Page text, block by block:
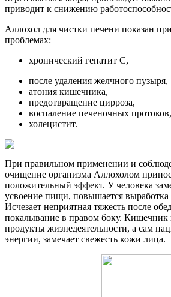
приводит к снижению
Аллохол для чистки печени показан
проблемах:
хронический гепатит С,
после удаления желчного пузыря,
атония кишечника,
предотвращение цирроза,
воспаление печеночных протоков,
холецистит.
При правильном применении и
очищение организма Аллохолом
положительный эффект. У человека
усвоение пищи, повышается
Исчезает неприятная тяжесть после
покалывание в правом боку.
продукты жизнедеятельности, а сам
энергии, замечает свежесть кожи лица.